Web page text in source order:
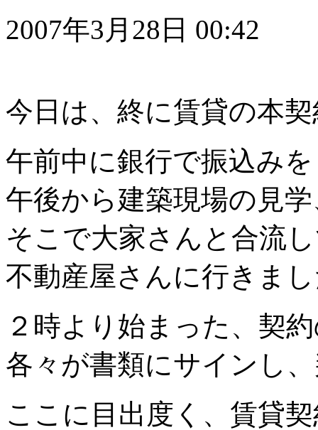
2007年3月28日 00:42
今日は、終に賃貸の本
午前中に銀行で振込み
午後から建築現場の見
そこで大家さんと合流
不動産屋さんに行きま
２時より始まった、契
各々が書類にサインし
ここに目出度く、賃貸